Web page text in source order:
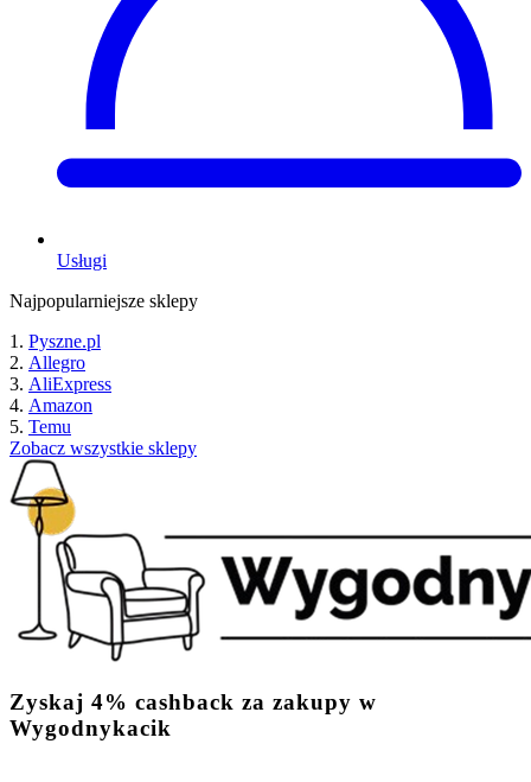
Usługi
Najpopularniejsze sklepy
Pyszne.pl
Allegro
AliExpress
Amazon
Temu
Zobacz wszystkie sklepy
Zyskaj 4% cashback za zakupy w
Wygodnykacik